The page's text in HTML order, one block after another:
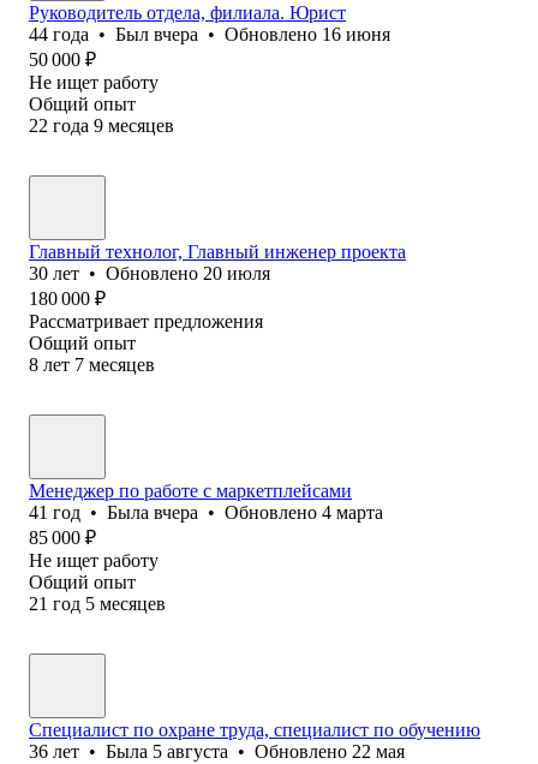
Руководитель отдела, филиала. Юрист
44 года • Был вчера • Обновлено 16 июня
50 000 ₽
Не ищет работу
Общий опыт
22 года 9 месяцев
Главный технолог, Главный инженер проекта
30 лет • Обновлено 20 июля
180 000 ₽
Рассматривает предложения
Общий опыт
8 лет 7 месяцев
Менеджер по работе с маркетплейсами
41 год • Была вчера • Обновлено 4 марта
85 000 ₽
Не ищет работу
Общий опыт
21 год 5 месяцев
Специалист по охране труда, специалист по обучению
36 лет • Была 5 августа • Обновлено 22 мая